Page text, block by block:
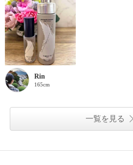
Rin
165cm
一覧を見る